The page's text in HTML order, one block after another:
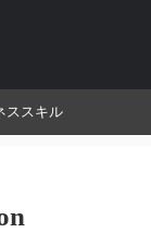
ススキル